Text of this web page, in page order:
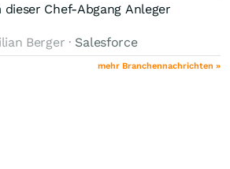
dieser Chef-Abgang Anleger
Berger · Salesforce
mehr Branchennachrichten »